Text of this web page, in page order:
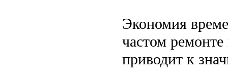
Экономия
частом
приводит к